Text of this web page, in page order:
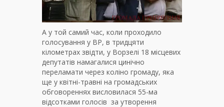
А у той самий час, коли проходило
голосування у ВР, в тридцяти
кілометрах звідти, у Ворзелі 18 місцевих
депутатів намагалися цинічно
переламати через коліно громаду, яка
ще у квітні-травні на громадських
обговореннях висловилася 55-ма
відсотками голосів за утворення